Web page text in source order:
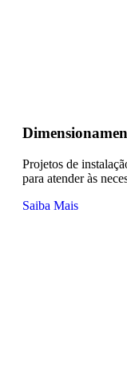
Projetos de
para atender às
Saiba Mais